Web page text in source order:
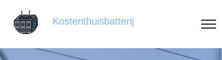
Kostenthuisbatterij